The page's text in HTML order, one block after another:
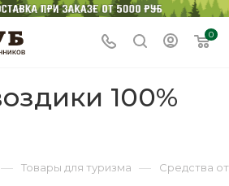
0
100%
— Товары для туризма — Средства